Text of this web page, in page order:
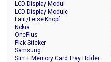
LCD Display Modul
LCD Display Module
Laut/Leise Knopf
Nokia
OnePlus
Plak Sticker
Samsung
Sim + Memory Card Tray Holder